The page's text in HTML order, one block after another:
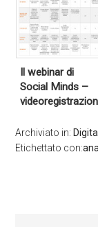
Il webinar di
Social Minds –
Archiviato in:
Etichettato con: